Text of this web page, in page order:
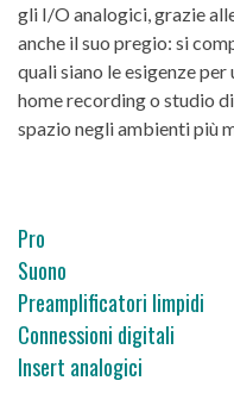
gli I/O analogici, grazie
anche il suo pregio: si
quali siano le esigenze
home recording o studio
spazio negli ambienti più
Pro
Suono
Preamplificatori limpidi
Connessioni digitali
Insert analogici